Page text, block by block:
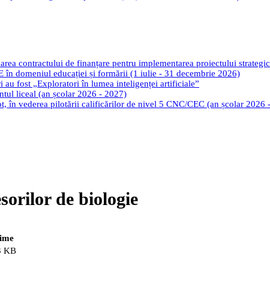
contractului de finanțare pentru implementarea proiectului
în domeniul educației și formării (1 iulie - 31 decembrie 2026)
au fost „Exploratori în lumea inteligenței artificiale”
liceal (an școlar 2026 - 2027)
în vederea pilotării calificărilor de nivel 5 CNC/CEC (an școlar 2026
de biologie
KB